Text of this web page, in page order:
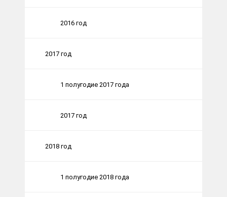
2016 год
2017 год
1 полугодие 2017 года
2017 год
2018 год
1 полугодие 2018 года